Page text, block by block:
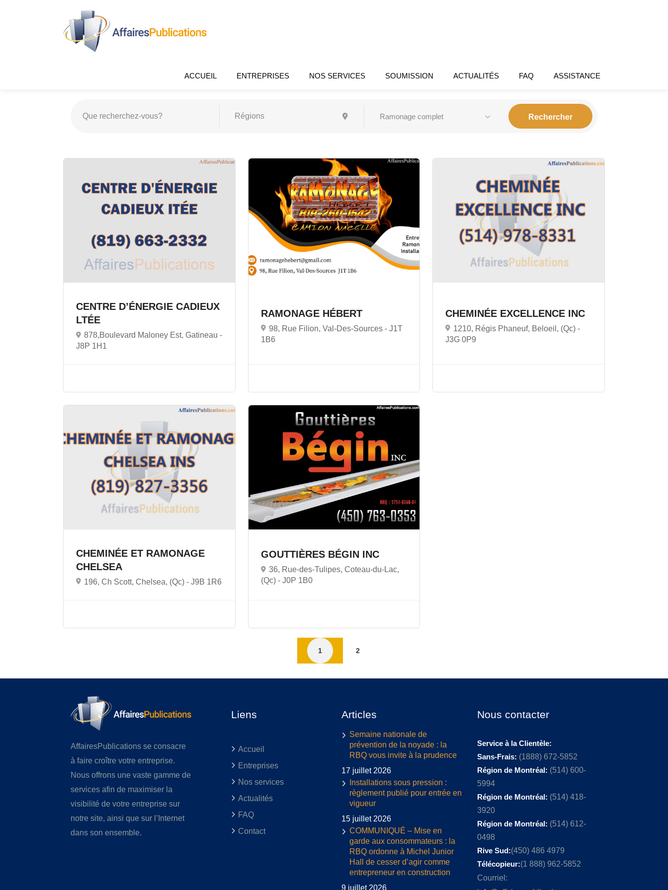
ACCUEIL ENTREPRISES NOS SERVICES SOUMISSION ACTUALITÉS FAQ ASSISTANCE
Ramonage complet
CENTRE D’ÉNERGIE CADIEUX
LTÉE
878,Boulevard Maloney Est, Gatineau -
J8P 1H1
RAMONAGE HÉBERT
98, Rue Filion, Val-Des-Sources - J1T
1B6
CHEMINÉE EXCELLENCE INC
1210, Régis Phaneuf, Beloeil, (Qc) -
J3G 0P9
CHEMINÉE ET RAMONAGE
CHELSEA
196, Ch Scott, Chelsea, (Qc) - J9B 1R6
GOUTTIÈRES BÉGIN INC
36, Rue-des-Tulipes, Coteau-du-Lac,
(Qc) - J0P 1B0
1 2
AffairesPublications se consacre
à faire croître votre entreprise.
Nous offrons une vaste gamme de
services afin de maximiser la
visibilité de votre entreprise sur
notre site, ainsi que sur l’Internet
dans son ensemble.
Liens
Accueil
Entreprises
Nos services
Actualités
FAQ
Contact
Articles
Semaine nationale de
prévention de la noyade : la
RBQ vous invite à la prudence
17 juillet 2026
Installations sous pression :
règlement publié pour entrée en
vigueur
15 juillet 2026
COMMUNIQUÉ – Mise en
garde aux consommateurs : la
RBQ ordonne à Michel Junior
Hall de cesser d’agir comme
entrepreneur en construction
9 juillet 2026
Nous contacter
Service à la Clientèle:
Sans-Frais: (1888) 672-5852
Région de Montréal: (514) 600-
5994
Région de Montréal: (514) 418-
3920
Région de Montréal: (514) 612-
0498
Rive Sud:(450) 486 4979
Télécopieur:(1 888) 962-5852
Courriel: